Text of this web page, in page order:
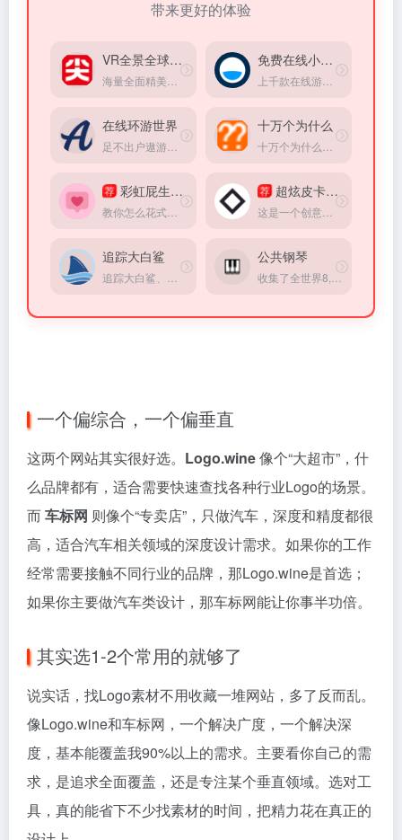
带来更好的体验
VR全景全球旅游 免费在线小游戏
在线环游世界 十万个为什么
荐 彩虹屁生成器 荐 超炫皮卡车驾驶
追踪大白鲨 公共钢琴
收集了全世界8,391架公共钢琴，你可以输入一个地点查找附近的钢琴
一个偏综合，一个偏垂直
这两个网站其实很好选。 Logo.wine像个“大超市”，什
么品牌都有，适合需要快速查找各种行业Logo的场景。
而 车标网 则像个“专卖店”，只做汽车，深度和精度都很
高，适合汽车相关领域的深度设计需求。如果你的工作
经常需要接触不同行业的品牌，那Logo.wine是首选；
如果你主要做汽车类设计，那车标网能让你事半功倍。
其实选1-2个常用的就够了
说实话，找Logo素材不用收藏一堆网站，多了反而乱。
像Logo.wine和车标网，一个解决广度，一个解决深
度，基本能覆盖我90%以上的需求。主要看你自己的需
求，是追求全面覆盖，还是专注某个垂直领域。选对工
具，真的能省下不少找素材的时间，把精力花在真正的